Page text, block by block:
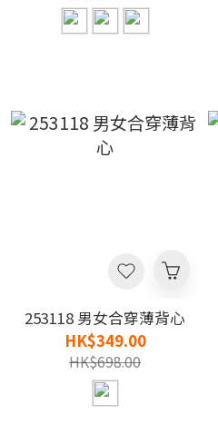
253118 男女合穿薄背心
HK$349.00
HK$698.00